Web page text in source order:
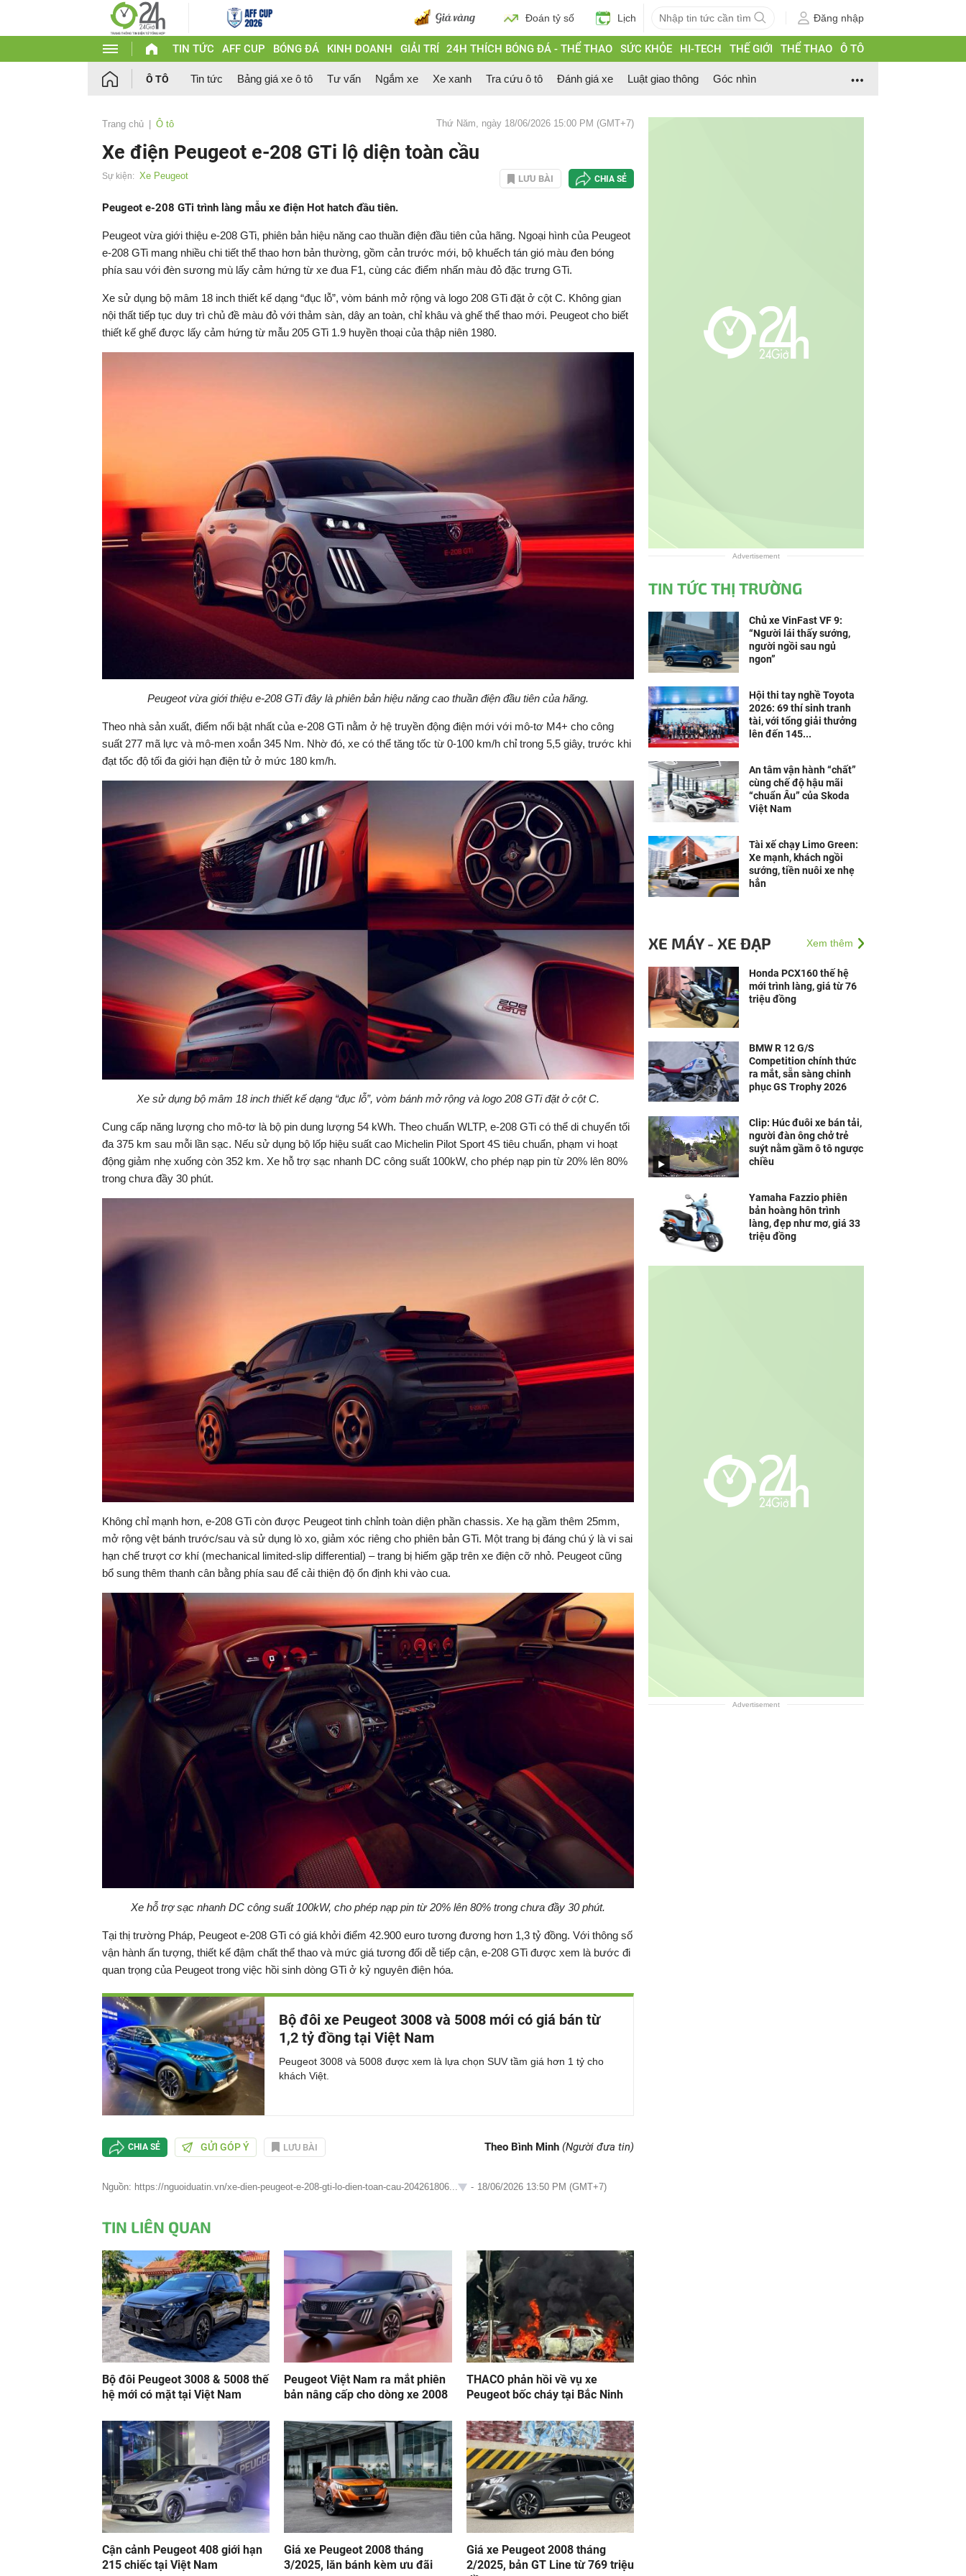
Đoán tỷ số Lịch Đăng nhập
TIN TỨC AFF CUP BÓNG ĐÁ KINH DOANH GIẢI TRÍ 24H THÍCH BÓNG ĐÁ - THỂ THAO SỨC KHỎE HI-TECH THẾ GIỚI THỂ THAO Ô TÔ
Ô TÔ Tin tức Bảng giá xe ô tô Tư vấn Ngắm xe Xe xanh Tra cứu ô tô Đánh giá xe Luật giao thông Góc nhìn
Trang chủ Ô tô Thứ Năm, ngày 18/06/2026 15:00 PM (GMT+7)
Xe điện Peugeot e-208 GTi lộ diện toàn cầu
Sự kiện: Xe Peugeot LƯU BÀI CHIA SẺ
Peugeot e-208 GTi trình làng mẫu xe điện Hot hatch đầu tiên.
Peugeot vừa giới thiệu e-208 GTi, phiên bản hiệu năng cao thuần điện đầu tiên của hãng. Ngoại hình của Peugeot
e-208 GTi mang nhiều chi tiết thể thao hơn bản thường, gồm cản trước mới, bộ khuếch tán gió màu đen bóng
phía sau với đèn sương mù lấy cảm hứng từ xe đua F1, cùng các điểm nhấn màu đỏ đặc trưng GTi.
Xe sử dụng bộ mâm 18 inch thiết kế dạng “đục lỗ”, vòm bánh mở rộng và logo 208 GTi đặt ở cột C. Không gian
nội thất tiếp tục duy trì chủ đề màu đỏ với thảm sàn, dây an toàn, chỉ khâu và ghế thể thao mới. Peugeot cho biết
thiết kế ghế được lấy cảm hứng từ mẫu 205 GTi 1.9 huyền thoại của thập niên 1980.
Peugeot vừa giới thiệu e-208 GTi đây là phiên bản hiệu năng cao thuần điện đầu tiên của hãng.
Theo nhà sản xuất, điểm nổi bật nhất của e-208 GTi nằm ở hệ truyền động điện mới với mô-tơ M4+ cho công
suất 277 mã lực và mô-men xoắn 345 Nm. Nhờ đó, xe có thể tăng tốc từ 0-100 km/h chỉ trong 5,5 giây, trước khi
đạt tốc độ tối đa giới hạn điện tử ở mức 180 km/h.
Xe sử dụng bộ mâm 18 inch thiết kế dạng “đục lỗ”, vòm bánh mở rộng và logo 208 GTi đặt ở cột C.
Cung cấp năng lượng cho mô-tơ là bộ pin dung lượng 54 kWh. Theo chuẩn WLTP, e-208 GTi có thể di chuyển tối
đa 375 km sau mỗi lần sạc. Nếu sử dụng bộ lốp hiệu suất cao Michelin Pilot Sport 4S tiêu chuẩn, phạm vi hoạt
động giảm nhẹ xuống còn 352 km. Xe hỗ trợ sạc nhanh DC công suất 100kW, cho phép nạp pin từ 20% lên 80%
trong chưa đầy 30 phút.
Không chỉ mạnh hơn, e-208 GTi còn được Peugeot tinh chỉnh toàn diện phần chassis. Xe hạ gầm thêm 25mm,
mở rộng vệt bánh trước/sau và sử dụng lò xo, giảm xóc riêng cho phiên bản GTi. Một trang bị đáng chú ý là vi sai
hạn chế trượt cơ khí (mechanical limited-slip differential) – trang bị hiếm gặp trên xe điện cỡ nhỏ. Peugeot cũng
bổ sung thêm thanh cân bằng phía sau để cải thiện độ ổn định khi vào cua.
Xe hỗ trợ sạc nhanh DC công suất 100kW, cho phép nạp pin từ 20% lên 80% trong chưa đầy 30 phút.
Tại thị trường Pháp, Peugeot e-208 GTi có giá khởi điểm 42.900 euro tương đương hơn 1,3 tỷ đồng. Với thông số
vận hành ấn tượng, thiết kế đậm chất thể thao và mức giá tương đối dễ tiếp cận, e-208 GTi được xem là bước đi
quan trọng của Peugeot trong việc hồi sinh dòng GTi ở kỷ nguyên điện hóa.
Bộ đôi xe Peugeot 3008 và 5008 mới có giá bán từ
1,2 tỷ đồng tại Việt Nam
Peugeot 3008 và 5008 được xem là lựa chọn SUV tầm giá hơn 1 tỷ cho
khách Việt.
CHIA SẺ GỬI GÓP Ý LƯU BÀI Theo Bình Minh (Người đưa tin)
Nguồn: https://nguoiduatin.vn/xe-dien-peugeot-e-208-gti-lo-dien-toan-cau-204261806... - 18/06/2026 13:50 PM (GMT+7)
TIN LIÊN QUAN
Bộ đôi Peugeot 3008 & 5008 thế
hệ mới có mặt tại Việt Nam
Peugeot Việt Nam ra mắt phiên
bản nâng cấp cho dòng xe 2008
THACO phản hồi về vụ xe
Peugeot bốc cháy tại Bắc Ninh
Cận cảnh Peugeot 408 giới hạn
215 chiếc tại Việt Nam
Giá xe Peugeot 2008 tháng
3/2025, lăn bánh kèm ưu đãi
Giá xe Peugeot 2008 tháng
2/2025, bản GT Line từ 769 triệu
Advertisement
TIN TỨC THỊ TRƯỜNG
Chủ xe VinFast VF 9:
“Người lái thấy sướng,
người ngồi sau ngủ
ngon”
Hội thi tay nghề Toyota
2026: 69 thí sinh tranh
tài, với tổng giải thưởng
lên đến 145...
An tâm vận hành “chất”
cùng chế độ hậu mãi
“chuẩn Âu” của Skoda
Việt Nam
Tài xế chạy Limo Green:
Xe mạnh, khách ngồi
sướng, tiền nuôi xe nhẹ
hẳn
XE MÁY - XE ĐẠP Xem thêm
Honda PCX160 thế hệ
mới trình làng, giá từ 76
triệu đồng
BMW R 12 G/S
Competition chính thức
ra mắt, sẵn sàng chinh
phục GS Trophy 2026
Clip: Húc đuôi xe bán tải,
người đàn ông chở trẻ
suýt nằm gầm ô tô ngược
chiều
Yamaha Fazzio phiên
bản hoàng hôn trình
làng, đẹp như mơ, giá 33
triệu đồng
Advertisement